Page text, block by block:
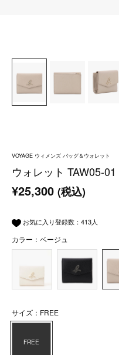
VOYAGE ウィメンズ バッグ＆ウォレット
ウォレット TAW05-01
¥25,300 (税込)
お気に入り登録数： 413人
カラー：ベージュ
サイズ：FREE
FREE